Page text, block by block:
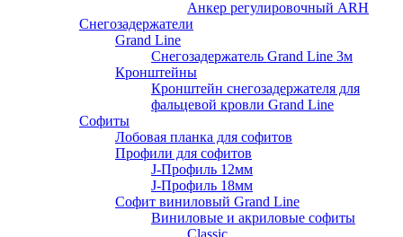
Анкер регулировочный ARH
Снегозадержатели
Grand Line
Снегозадержатель Grand Line 3м
Кронштейны
Кронштейн снегозадержателя для
фальцевой кровли Grand Line
Софиты
Лобовая планка для софитов
Профили для софитов
J-Профиль 12мм
J-Профиль 18мм
Софит виниловый Grand Line
Виниловые и акриловые софиты
Classic